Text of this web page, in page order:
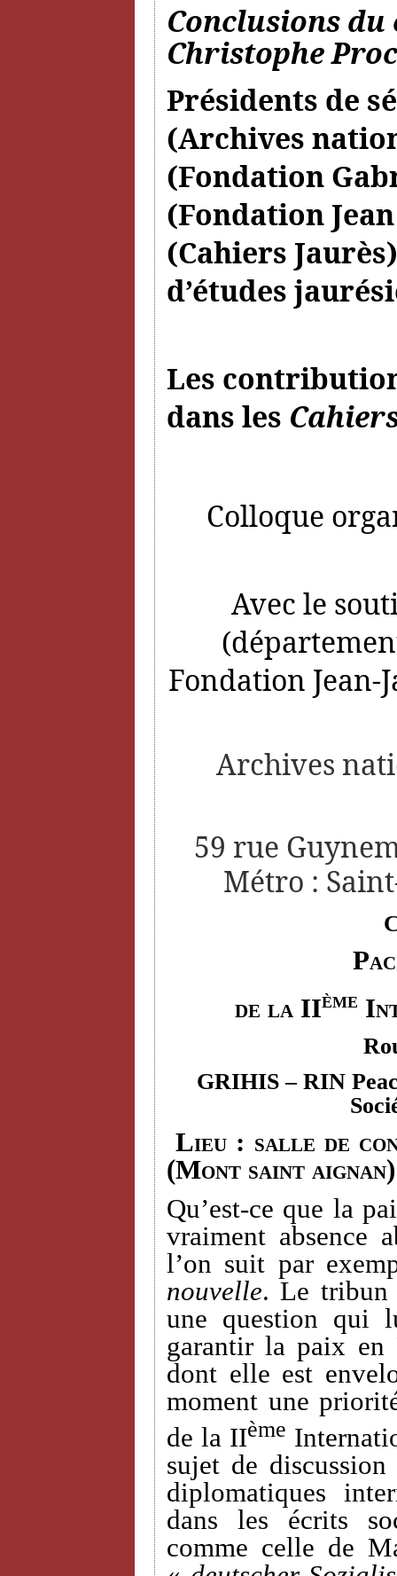
Conclusions du
Christophe
Présidents de
(Archives
(Fondation
(Fondation
(Cahiers
d’études
Les
dans les
Colloque
Avec le
Fondation Jean-
Archives
59 rue
Métro :
de la IIème
GRIHIS – RIN
Lieu : salle de
(Mont saint aignan)
Qu’est-ce que la
vraiment absence
l’on suit par
nouvelle. Le tribun
une question qui
garantir la paix en
dont elle est
moment une
de la IIème
sujet de
diplomatiques
dans les écrits
comme celle de